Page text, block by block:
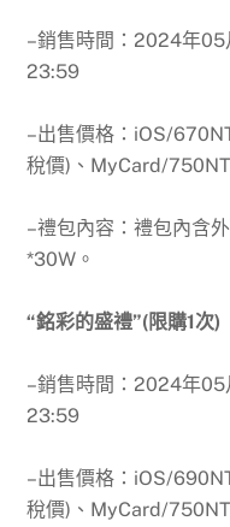
–銷售時間：2024年05
23:59
–出售價格：iOS/
稅價)、MyCard/
–禮包內容：禮包內含
*30W。
“銘彩的盛禮”(限購1次)
–銷售時間：2024年05
23:59
–出售價格：iOS/
稅價)、MyCard/